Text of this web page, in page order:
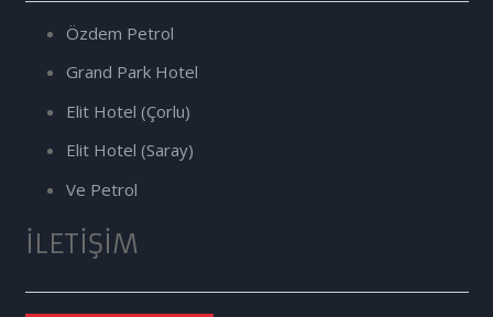
Özdem Petrol
Grand Park Hotel
Elit Hotel (Çorlu)
Elit Hotel (Saray)
Ve Petrol
İLETIŞIM